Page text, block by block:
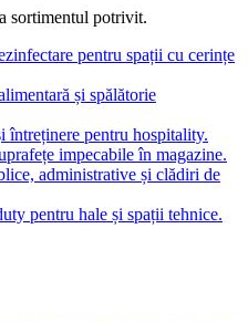
sortimentul potrivit.
pentru spații cu cerințe
și spălătorie
întreținere pentru hospitality.
impecabile în magazine.
administrative și clădiri de
pentru hale și spații tehnice.